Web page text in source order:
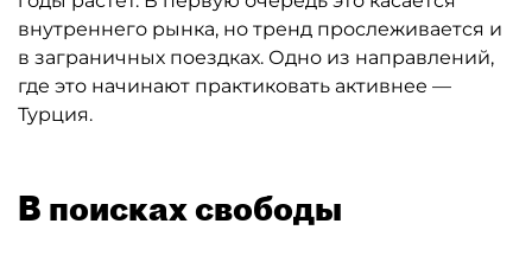
внутреннего рынка, но тренд прослеживается и
в заграничных поездках. Одно из направлений,
где это начинают практиковать активнее —
Турция.
В поисках свободы